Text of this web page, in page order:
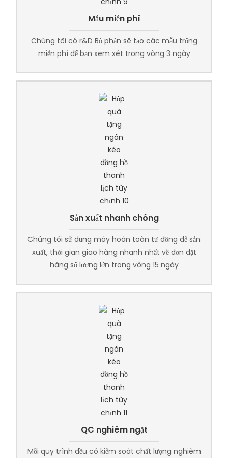
Mẫu miễn phí
Chúng tôi có r&D Bộ phận sẽ tạo các mẫu trống
miễn phí để bạn xem xét trong vòng 3 ngày
Sản xuất nhanh chóng
Chúng tôi sử dụng máy hoàn toàn tự động để sản
xuất, thời gian giao hàng nhanh nhất về đơn đặt
hàng số lượng lớn trong vòng 15 ngày
QC nghiêm ngặt
Mỗi quy trình đều có kiểm soát chất lượng nghiêm